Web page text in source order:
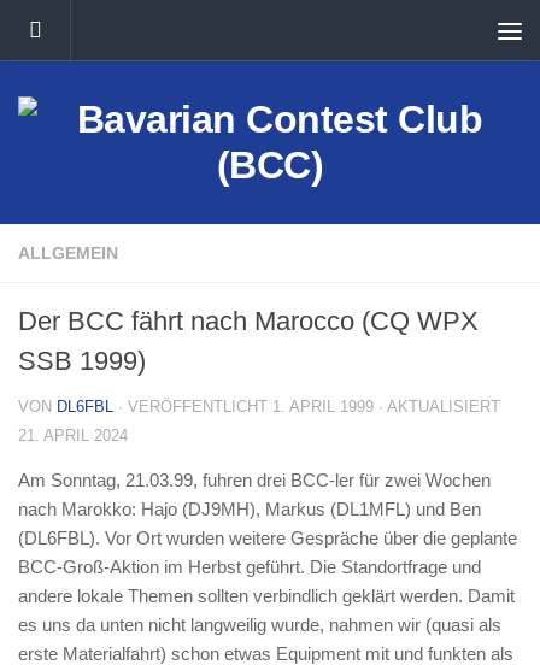
Unter dem Inhalt
ALLGEMEIN
Der BCC fährt nach Marocco (CQ WPX
SSB 1999)
VON DL6FBL · VERÖFFENTLICHT 1. APRIL 1999 · AKTUALISIERT
21. APRIL 2024
Am Sonntag, 21.03.99, fuhren drei BCC-ler für zwei Wochen
nach Marokko: Hajo (DJ9MH), Markus (DL1MFL) und Ben
(DL6FBL). Vor Ort wurden weitere Gespräche über die geplante
BCC-Groß-Aktion im Herbst geführt. Die Standortfrage und
andere lokale Themen sollten verbindlich geklärt werden. Damit
es uns da unten nicht langweilig wurde, nahmen wir (quasi als
erste Materialfahrt) schon etwas Equipment mit und funkten als